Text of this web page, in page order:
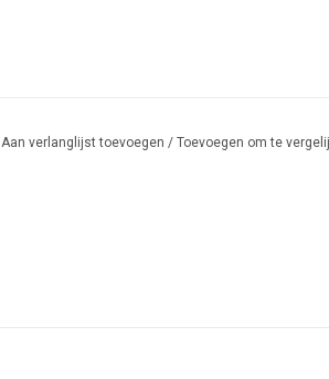
Aan verlanglijst toevoegen / Toevoegen om te